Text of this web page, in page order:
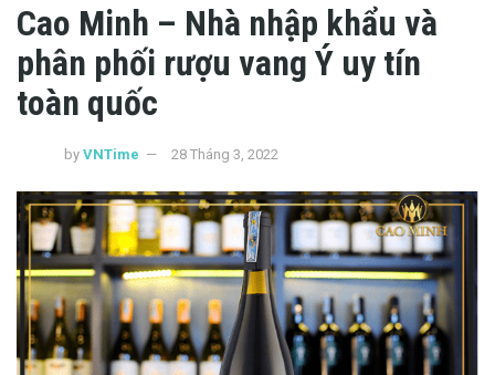
Cao Minh – Nhà nhập khẩu và
phân phối rượu vang Ý uy tín
toàn quốc
by VNTime 28 Tháng 3, 2022